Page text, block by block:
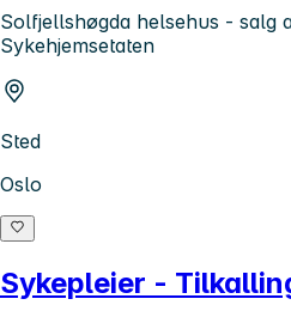
Solfjellshøgda helsehus - salg
Sykehjemsetaten
Sted
Oslo
Sykepleier -